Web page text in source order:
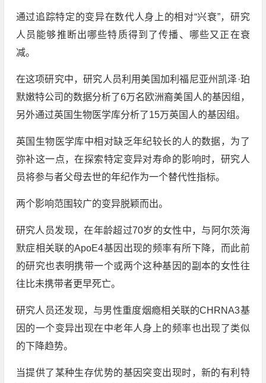
通过追踪特定的变异在数代人身上的相对“兴衰”，研究
人员能够推断出哪些特质得到了传播、哪些又正在衰
减。
在这项研究中，研究人员利用美国加利福尼亚州凯泽·珀
默嫩特公司的数据分析了6万名欧洲裔美国人的基因组，
另外通过英国生物医学库分析了15万英国人的基因组。
英国生物医学库中相对缺乏年纪较长的人的数据，为了
弥补这一点，在探索特定变异对寿命的影响时，研究人
员将参与者父母去世的年纪作为一个替代性指标。
两个影响范围较广的变异脱颖而出。
研究人员发现，在年龄超过70岁的女性中，与阿尔茨海
默症相关联的ApoE4基因出现的频率有所下降，而此前
的研究也表明携带一个或两个这种基因的副本的女性往
往比未携带者更早死亡。
研究人员还发现，与男性重度烟瘾相关联的CHRNA3基
因的一个变异出现在中老年人身上的频率也出现了类似
的下降趋势。
当提供了某种生存优势的基因突变出现时，新的有利特